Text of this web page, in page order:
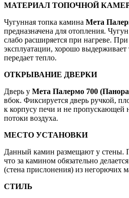
МАТЕРИАЛ ТОПОЧНОЙ
Чугунная топка камина Мета
предназначена для отопления.
слабо расширяется при нагреве.
эксплуатации, хорошо выдерживает
передает тепло.
ОТКРЫВАНИЕ ДВЕРКИ
Дверь у Мета Палермо 700
вбок. Фиксируется дверь ручкой,
к корпусу печи и не пропускающей
потоки воздуха.
МЕСТО УСТАНОВКИ
Данный камин размещают у стены.
что за камином обязательно
(стена прислонения) из негорючих
СТИЛЬ